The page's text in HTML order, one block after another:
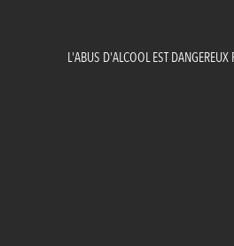
L'ABUS D'ALCOOL EST